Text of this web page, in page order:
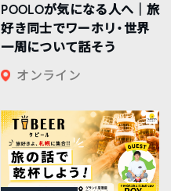
POOLOが気になる人へ｜旅
好き同士でワーホリ・世界
一周について話そう
オンライン